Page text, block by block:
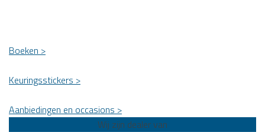
Boeken >
Keuringsstickers >
Aanbiedingen en occasions >
Wij zijn dealer van